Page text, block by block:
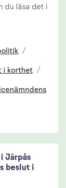
du läsa det i
/
i korthet /
Järpås
beslut i